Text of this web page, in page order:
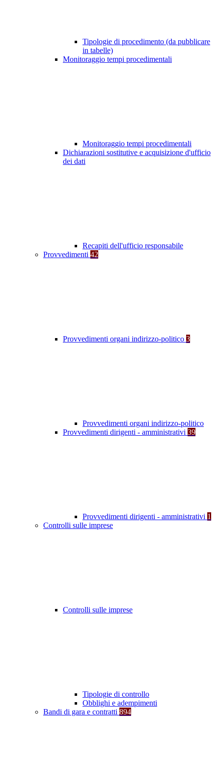
Tipologie di procedimento (da pubblicare
in tabelle)
Monitoraggio tempi procedimentali
Monitoraggio tempi procedimentali
Dichiarazioni sostitutive e acquisizione d'ufficio
dei dati
Recapiti dell'ufficio responsabile
Provvedimenti 42
Provvedimenti organi indirizzo-politico 3
Provvedimenti organi indirizzo-politico
Provvedimenti dirigenti - amministrativi 39
Provvedimenti dirigenti - amministrativi 1
Controlli sulle imprese
Controlli sulle imprese
Tipologie di controllo
Obblighi e adempimenti
Bandi di gara e contratti 894